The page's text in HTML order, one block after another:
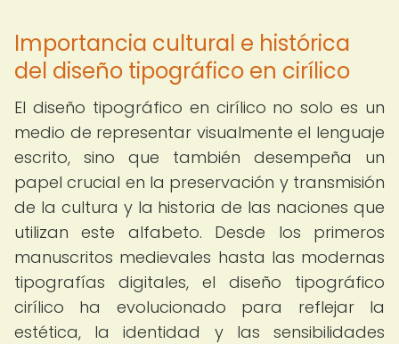
Importancia cultural e histórica
del diseño tipográfico en cirílico
El diseño tipográfico en cirílico no solo es un
medio de representar visualmente el lenguaje
escrito, sino que también desempeña un
papel crucial en la preservación y transmisión
de la cultura y la historia de las naciones que
utilizan este alfabeto. Desde los primeros
manuscritos medievales hasta las modernas
tipografías digitales, el diseño tipográfico
cirílico ha evolucionado para reflejar la
estética, la identidad y las sensibilidades